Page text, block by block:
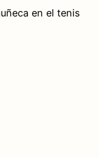
en el tenis